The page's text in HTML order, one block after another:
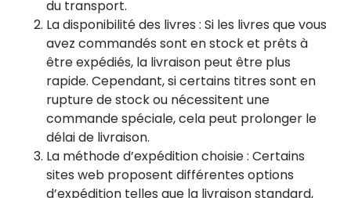
du transport.
La disponibilité des livres : Si les livres que vous
avez commandés sont en stock et prêts à
être expédiés, la livraison peut être plus
rapide. Cependant, si certains titres sont en
rupture de stock ou nécessitent une
commande spéciale, cela peut prolonger le
délai de livraison.
La méthode d’expédition choisie : Certains
sites web proposent différentes options
d’expédition telles que la livraison standard,